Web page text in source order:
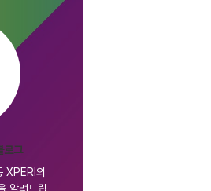
로그
의